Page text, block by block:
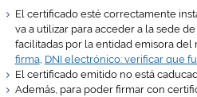
El certificado esté correctamente
va a utilizar para acceder a la sede
facilitadas por la entidad emisora del
firma, DNI electrónico: verificar que
El certificado emitido no está
Además, para poder firmar con